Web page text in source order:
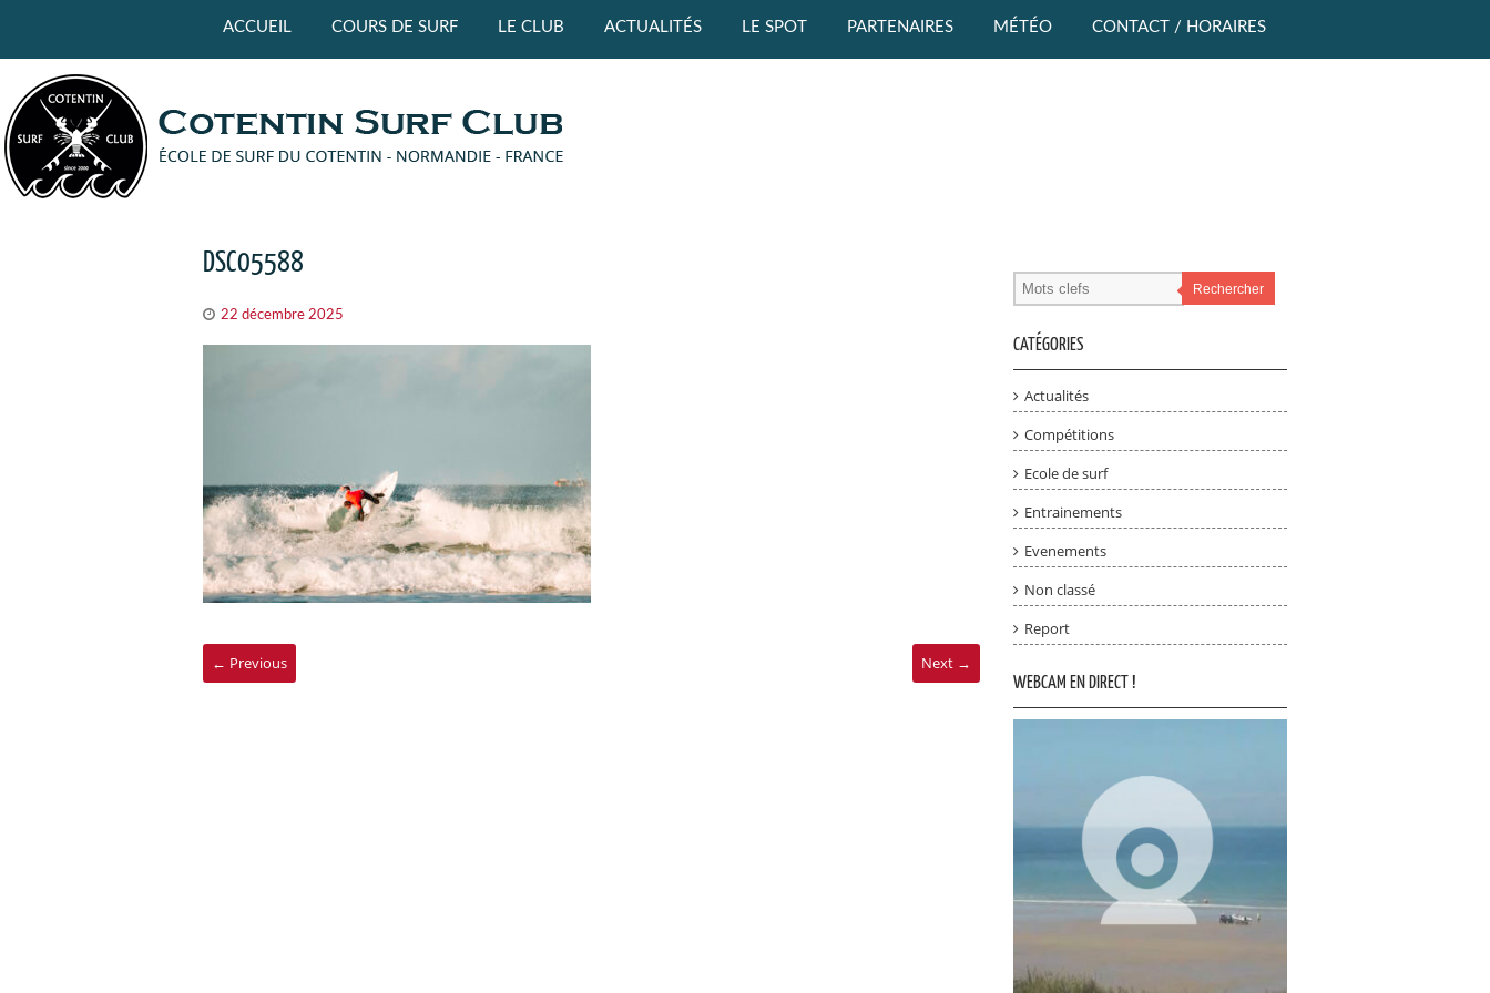
ACCUEIL COURS DE SURF LE CLUB ACTUALITÉS LE SPOT PARTENAIRES MÉTÉO CONTACT / HORAIRES
DSC05588
22 décembre 2025
← Previous Next →
Rechercher
CATÉGORIES
Actualités
Compétitions
Ecole de surf
Entrainements
Evenements
Non classé
Report
WEBCAM EN DIRECT !